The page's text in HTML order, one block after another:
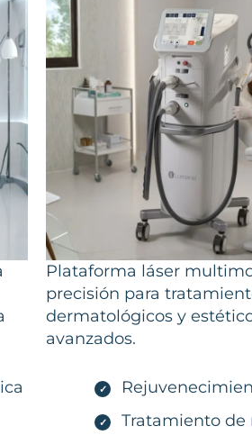
Plataforma láser
precisión para
dermatológicos y
avanzados.
✓
✓ Tratamiento de